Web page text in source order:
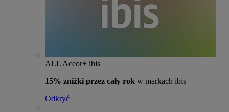
ALL Accor+ ibis
15% zniżki przez cały rok w markach ibis
Odkryć